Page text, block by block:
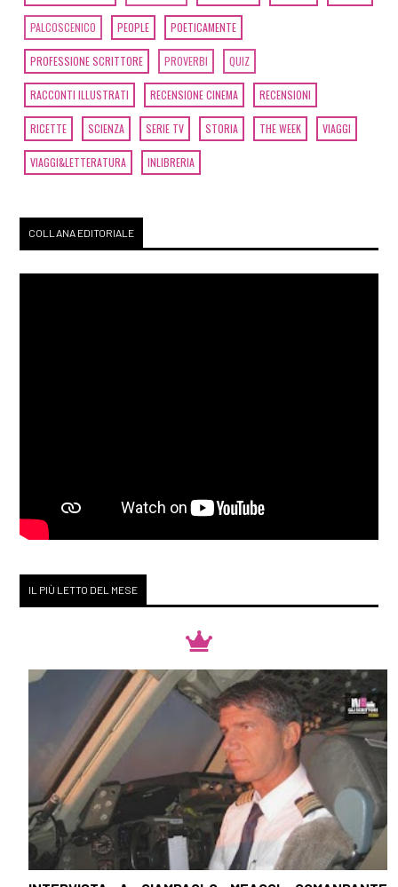
PALCOSCENICO PEOPLE POETICAMENTE
PROFESSIONE SCRITTORE PROVERBI QUIZ
RACCONTI ILLUSTRATI RECENSIONE CINEMA RECENSIONI
RICETTE SCIENZA SERIE TV STORIA THE WEEK VIAGGI
VIAGGI&LETTERATURA INLIBRERIA
COLLANA EDITORIALE
IL PIÙ LETTO DEL MESE